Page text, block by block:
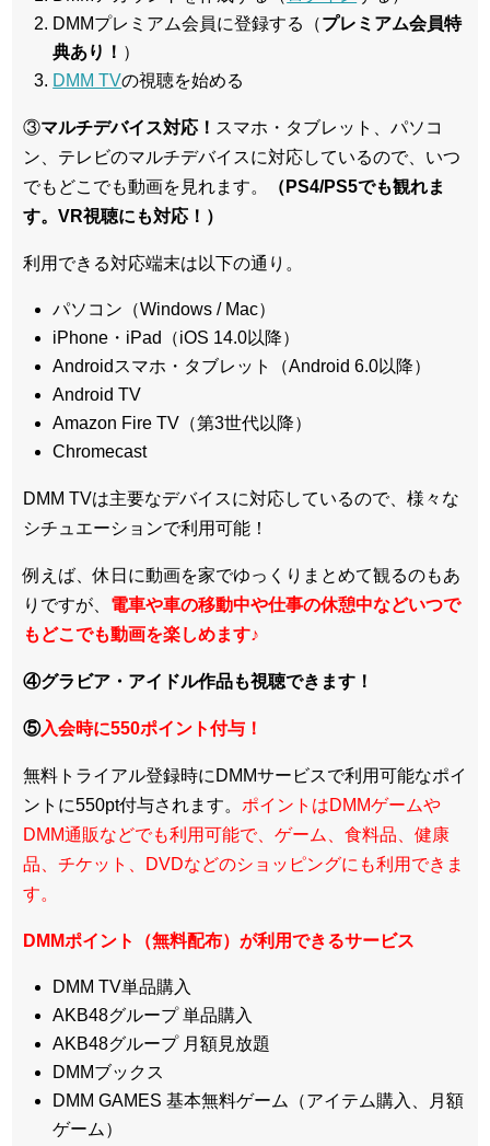
DMMプレミアム会員に登録する（プレミアム会員特
典あり！ ）
DMM TVの視聴を始める
③マルチデバイス対応！ スマホ・タブレット、パソコ
ン、テレビのマルチデバイスに対応しているので、いつ
でもどこでも動画を見れます。
（PS4/PS5でも観れま
す。VR視聴にも対応！）
利用できる対応端末は以下の通り。
パソコン（Windows / Mac）
iPhone・iPad（iOS 14.0以降）
Androidスマホ・タブレット（Android 6.0以降）
Android TV
Amazon Fire TV（第3世代以降）
Chromecast
DMM TVは主要なデバイスに対応しているので、 様々な
シチュエーションで利用可能！
例えば、休日に動画を家でゆっくりまとめて観るのもあ
りですが、 電車や車の移動中や仕事の休憩中などいつで
もどこでも動画を楽しめます♪
④グラビア・アイドル作品も視聴できます！
⑤入会時に550ポイント付与！
無料トライアル登録時にDMMサービスで利用可能なポイ
ントに550pt付与されます。 ポイントはDMMゲームや
DMM通販などでも利用可能で、ゲーム、食料品、健康
品、チケット、DVDなどのショッピングにも利用できま
す。
DMMポイント（無料配布）が利用できるサービス
DMM TV単品購入
AKB48グループ 単品購入
AKB48グループ 月額見放題
DMMブックス
DMM GAMES 基本無料ゲーム（アイテム購入、月額
ゲーム）